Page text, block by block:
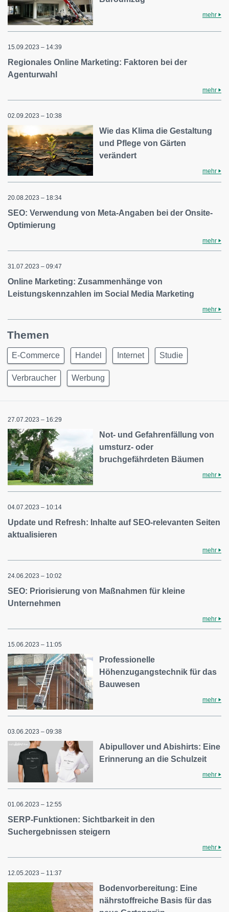
mehr
15.09.2023 – 14:39
Regionales Online Marketing: Faktoren bei der
Agenturwahl
mehr
02.09.2023 – 10:38
Wie das Klima die Gestaltung
und Pflege von Gärten
verändert
mehr
20.08.2023 – 18:34
SEO: Verwendung von Meta-Angaben bei der Onsite-
Optimierung
mehr
31.07.2023 – 09:47
Online Marketing: Zusammenhänge von
Leistungskennzahlen im Social Media Marketing
mehr
Themen
E-Commerce Handel Internet Studie
Verbraucher Werbung
27.07.2023 – 16:29
Not- und Gefahrenfällung von
umsturz- oder
bruchgefährdeten Bäumen
mehr
04.07.2023 – 10:14
Update und Refresh: Inhalte auf SEO-relevanten Seiten
aktualisieren
mehr
24.06.2023 – 10:02
SEO: Priorisierung von Maßnahmen für kleine
Unternehmen
mehr
15.06.2023 – 11:05
Professionelle
Höhenzugangstechnik für das
Bauwesen
mehr
03.06.2023 – 09:38
Abipullover und Abishirts: Eine
Erinnerung an die Schulzeit
mehr
01.06.2023 – 12:55
SERP-Funktionen: Sichtbarkeit in den
Suchergebnissen steigern
mehr
12.05.2023 – 11:37
Bodenvorbereitung: Eine
nährstoffreiche Basis für das